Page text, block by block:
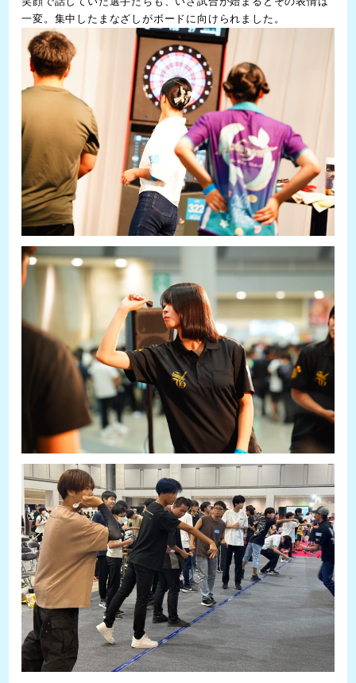
一変。集中したまなざしがボードに向けられました。